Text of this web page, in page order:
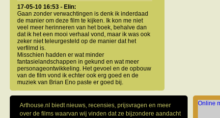
17-05-10 16:53 - Elin:
Gaan zonder verwachtingen is denk ik inderdaad
de manier om deze film te kijken. Ik kon me niet
veel meer herinneren van het boek, behalve dan
dat ik het een mooi verhaal vond, maar ik was ook
zeker niet teleurgesteld op de manier dat het
verfilmd is.
Misschien hadden er wat minder
fantasielandschappen in gekund en wat meer
personageontwikkeling. Het gevoel en de opbouw
van de film vond ik echter ook erg goed en de
muziek van Brian Eno paste er goed bij.
Arthouse.nl biedt nieuws, recensies, prijsvragen en meer
over de films waarvan wij vinden dat ze bijzondere aandacht
Online